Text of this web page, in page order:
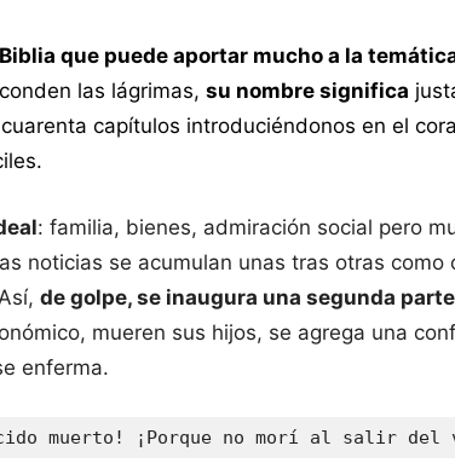
que puede aportar mucho a la
las lágrimas, su nombre significa
capítulos introduciéndonos en el
: familia, bienes, admiración social pero
noticias se acumulan unas tras otras
de golpe, se inaugura una segunda
mueren sus hijos, se agrega una
enferma.
muerto! ¡Porque no morí al salir